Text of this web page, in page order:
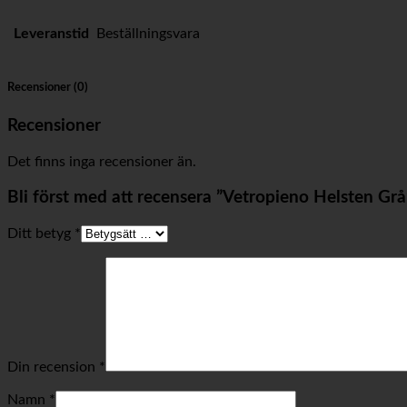
Leveranstid Beställningsvara
Recensioner (0)
Recensioner
Det finns inga recensioner än.
Bli först med att recensera ”Vetropieno Helsten
Ditt betyg *
Din recension *
Namn *